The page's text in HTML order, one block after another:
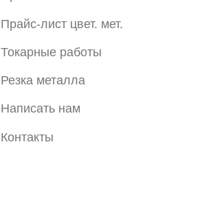
Прайс-лист цвет. мет.
Токарные работы
Резка металла
Написать нам
Контакты